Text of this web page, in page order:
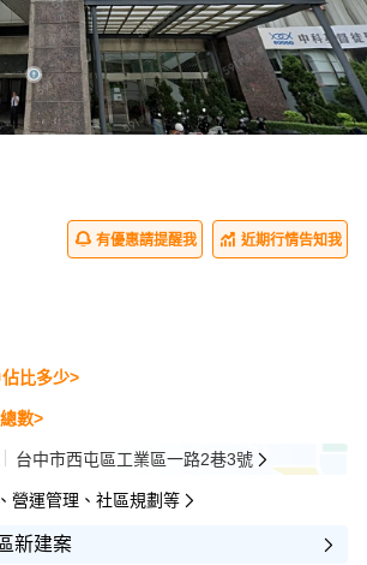
有優惠請提醒我 近期行情告知我
比多少>
數>
台中市西屯區工業區一路2巷3號
營運管理、社區規劃等
新建案